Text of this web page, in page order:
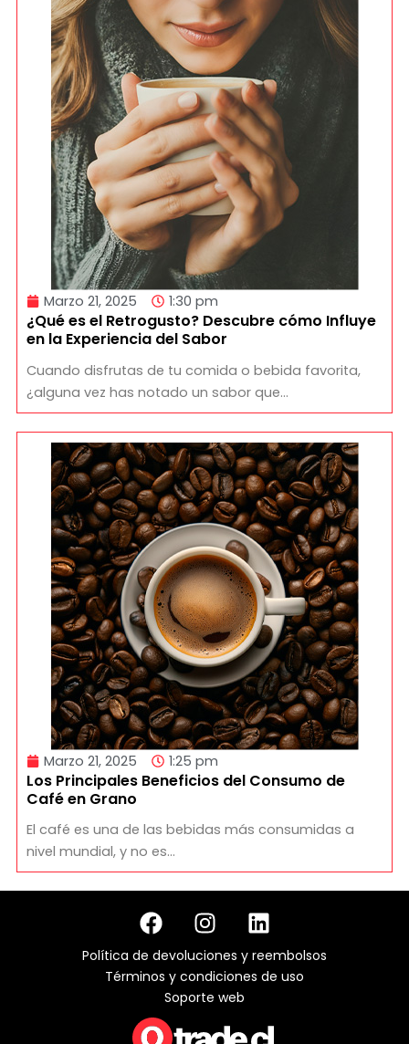
Marzo 21, 2025 1:30 pm
¿Qué es el Retrogusto? Descubre cómo Influye
en la Experiencia del Sabor
Cuando disfrutas de tu comida o bebida favorita,
¿alguna vez has notado un sabor que…
Marzo 21, 2025 1:25 pm
Los Principales Beneficios del Consumo de
Café en Grano
El café es una de las bebidas más consumidas a
nivel mundial, y no es…
F
a
c
e
o
I
n
s
t
a
L
i
n
k
d
Política de devoluciones y reembolsos
Términos y condiciones de uso
Soporte web